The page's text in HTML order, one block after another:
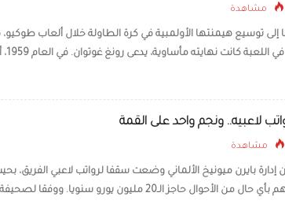
توسيع هيمنتها الأولمبية في كرة الطاولة خلال ألعاب طوكيو،
ستتبع مساراً
لاعبيه.. ونجم واحد على القمة
بايرن ميونيخ الألماني وضعت سقفا لرواتب لاعبي الفريق،
يتجاوز ما يتقاضاه أي منهم بأي حال من الأحوال حاجز الـ20 مليون يورو سنويا.